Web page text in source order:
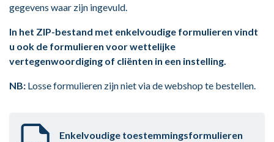
gegevens waar zijn ingevuld.
In het ZIP-bestand met enkelvoudige formulieren vindt
u ook de formulieren voor wettelijke
vertegenwoordiging of cliënten in een instelling.
NB: Losse formulieren zijn niet via de webshop te bestellen.
Enkelvoudige toestemmingsformulieren